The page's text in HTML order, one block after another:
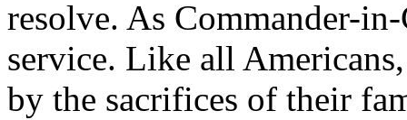
resolve. As Commander-
service. Like all
by the sacrifices of their